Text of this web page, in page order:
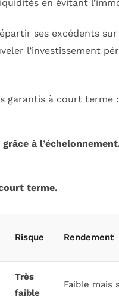
en évitant
ses excédents
l’investissement
garantis à court terme :
à
terme.
Risque Rendement
Très
faible
Faible mais